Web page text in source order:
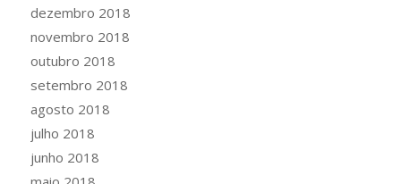
dezembro 2018
novembro 2018
outubro 2018
setembro 2018
agosto 2018
julho 2018
junho 2018